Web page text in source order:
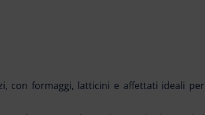
con formaggi, latticini e affettati ideali per